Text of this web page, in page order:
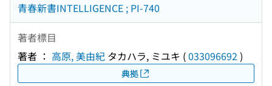
青春新書INTELLIGENCE ; PI-740
著者標目
著者 ： 高原, 美由紀 タカハラ, ミユキ (033096692 )
典拠